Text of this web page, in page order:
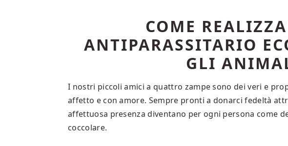
COME
ANTIPARASSITARIO
GLI
I nostri piccoli amici a quattro zampe sono dei veri e
affetto e con amore. Sempre pronti a donarci fedeltà
affettuosa presenza diventano per ogni persona come
coccolare.